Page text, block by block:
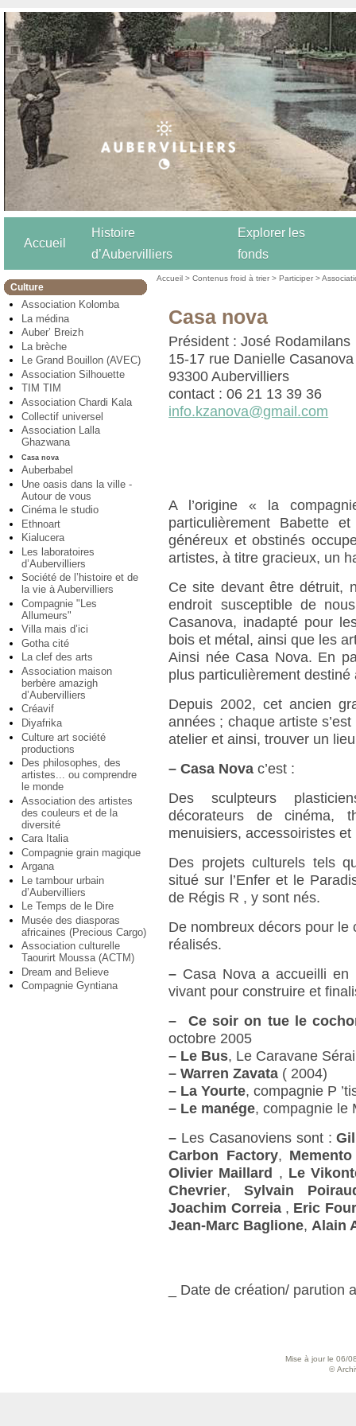
Accueil
Histoire
d’Aubervilliers
Explorer les
fonds
Culture
Association Kolomba
La médina
Auber’ Breizh
La brèche
Le Grand Bouillon (AVEC)
Association Silhouette
TIM TIM
Association Chardi Kala
Collectif universel
Association Lalla
Ghazwana
Casa nova
Auberbabel
Une oasis dans la ville -
Autour de vous
Cinéma le studio
Ethnoart
Kialucera
Les laboratoires
d’Aubervilliers
Société de l’histoire et de
la vie à Aubervilliers
Compagnie "Les
Allumeurs"
Villa mais d’ici
Gotha cité
La clef des arts
Association maison
berbère amazigh
d’Aubervilliers
Créavif
Diyafrika
Culture art société
productions
Des philosophes, des
artistes... ou comprendre
le monde
Association des artistes
des couleurs et de la
diversité
Cara Italia
Compagnie grain magique
Argana
Le tambour urbain
d’Aubervilliers
Le Temps de le Dire
Musée des diasporas
africaines (Precious Cargo)
Association culturelle
Taourirt Moussa (ACTM)
Dream and Believe
Compagnie Gyntiana
Accueil >Contenus froid à trier >Participer >
Casa nova
Président : José Rodamilans
15-17 rue Danielle Casanova
93300 Aubervilliers
contact : 06 21 13 39 36
info.kzanova@gmail.com
A l’origine « la
particulièrement Babette
généreux et obstinés
artistes, à titre gracieux, un
Ce site devant être détruit,
endroit susceptible de
Casanova, inadapté pour
bois et métal, ainsi que les
Ainsi née Casa Nova. En
plus particulièrement destiné
Depuis 2002, cet ancien
années ; chaque artiste
atelier et ainsi, trouver un
– Casa Nova c’est :
Des sculpteurs
décorateurs de cinéma,
menuisiers, accessoiristes
Des projets culturels tels
situé sur l’Enfer et le
de Régis R , y sont nés.
De nombreux décors pour
réalisés.
– Casa Nova a accueilli en
vivant pour construire et
–
Ce soir on tue le
octobre 2005
– Le Bus, Le Caravane
– Warren Zavata ( 2004)
– La Yourte, compagnie P
– Le manége, compagnie le
– Les Casanoviens sont :
Carbon Factory,
Olivier Maillard , Le
Chevrier, Sylvain
Joachim Correia, Eric
Jean-Marc Baglione,Alain
_ Date de création/ parution
Mise à jour le 06/
©